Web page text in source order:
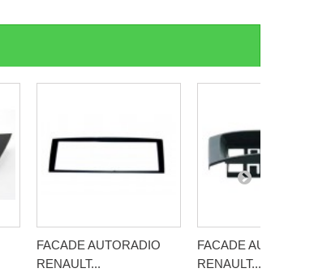
FACADE AUTORADIO
RENAULT...
FACADE AUTORADIO
RENAULT...